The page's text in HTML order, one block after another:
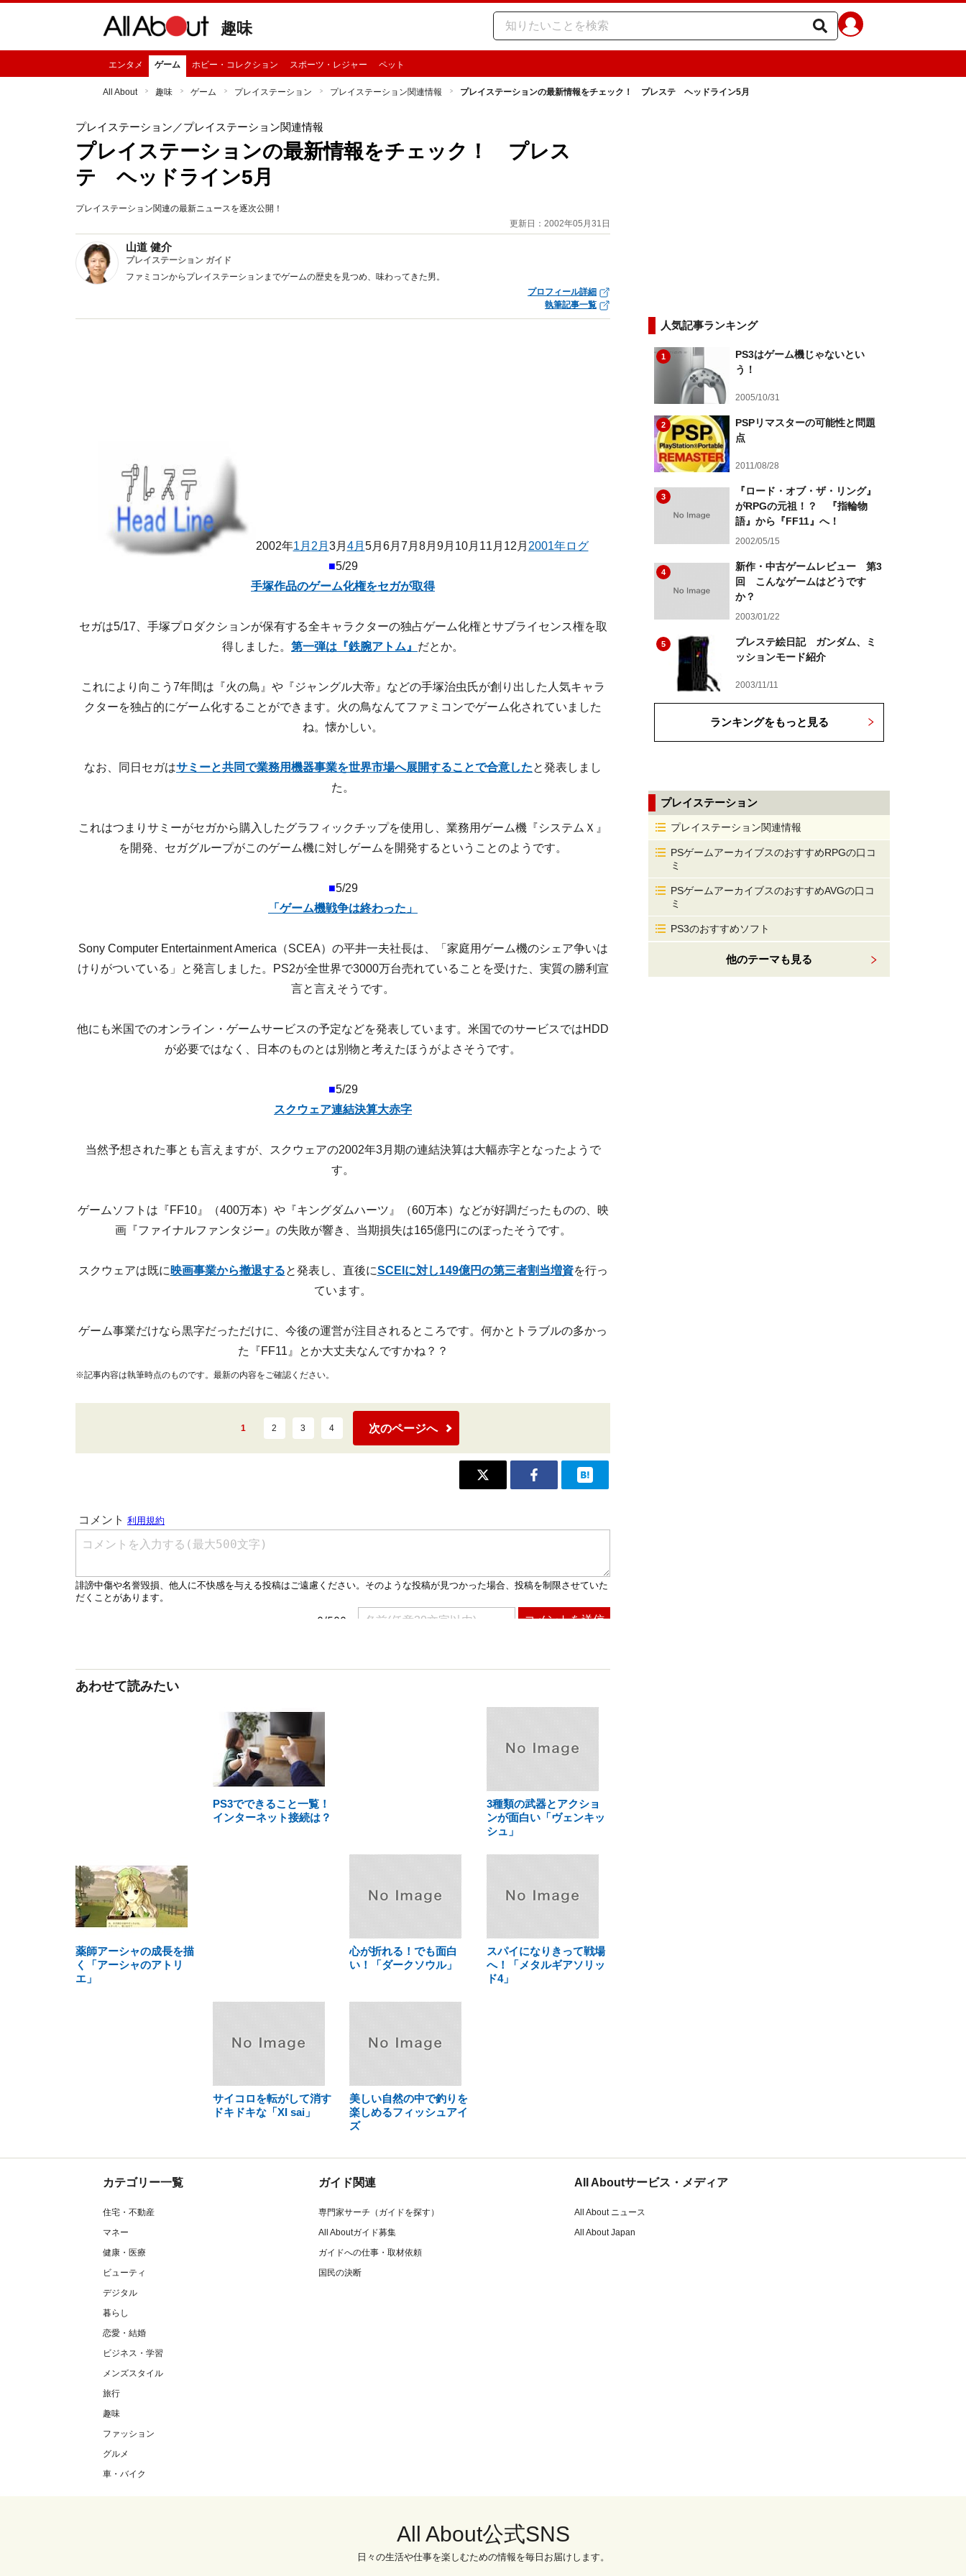
趣味
エンタメ ゲーム ホビー・コレクション スポーツ・レジャー ペット
All About 趣味 ゲーム プレイステーション プレイステーション関連情報 プレイステーションの最新情報をチェック！ プレステ ヘッドライン5月
プレイステーション ／プレイステーション関連情報
プレイステーションの最新情報をチェック！ プレス
テ ヘッドライン5月
プレイステーション関連の最新ニュースを逐次公開！
更新日：2002年05月31日
山道 健介
プレイステーション ガイド
ファミコンからプレイステーションまでゲームの歴史を見つめ、味わってきた男。
プロフィール詳細
執筆記事一覧
2002年1月 2月 3月 4月 5月6月7月8月9月10月11月12月 2001年ログ
■5/29
手塚作品のゲーム化権をセガが取得
セガは5/17、手塚プロダクションが保有する全キャラクターの独占ゲーム化権とサブライセンス権を取
得しました。 第一弾は『鉄腕アトム』 だとか。
これにより向こう7年間は『火の鳥』や『ジャングル大帝』などの手塚治虫氏が創り出した人気キャラ
クターを独占的にゲーム化することができます。火の鳥なんてファミコンでゲーム化されていました
ね。懐かしい。
なお、同日セガはサミーと共同で業務用機器事業を世界市場へ展開することで合意したと発表しまし
た。
これはつまりサミーがセガから購入したグラフィックチップを使用し、業務用ゲーム機『システムＸ』
を開発、セガグループがこのゲーム機に対しゲームを開発するということのようです。
■5/29
「ゲーム機戦争は終わった」
Sony Computer Entertainment America（SCEA）の平井一夫社長は、「家庭用ゲーム機のシェア争いは
けりがついている」と発言しました。PS2が全世界で3000万台売れていることを受けた、実質の勝利宣
言と言えそうです。
他にも米国でのオンライン・ゲームサービスの予定などを発表しています。米国でのサービスではHDD
が必要ではなく、日本のものとは別物と考えたほうがよさそうです。
■5/29
スクウェア連結決算大赤字
当然予想された事とも言えますが、スクウェアの2002年3月期の連結決算は大幅赤字となったようで
す。
ゲームソフトは『FF10』（400万本）や『キングダムハーツ』（60万本）などが好調だったものの、映
画『ファイナルファンタジー』の失敗が響き、当期損失は165億円にのぼったそうです。
スクウェアは既に 映画事業から撤退すると発表し、直後にSCEIに対し149億円の第三者割当増資を行っ
ています。
ゲーム事業だけなら黒字だっただけに、今後の運営が注目されるところです。何かとトラブルの多かっ
た『FF11』とか大丈夫なんですかね？？
※記事内容は執筆時点のものです。最新の内容をご確認ください。
1 2 3 4 次のページへ
あわせて読みたい
PS3でできること一覧！
インターネット接続は？
3種類の武器とアクショ
ンが面白い「ヴェンキッ
シュ」
薬師アーシャの成長を描
く「アーシャのアトリ
エ」
心が折れる！でも面白
い！「ダークソウル」
スパイになりきって戦場
へ！「メタルギアソリッ
ド4」
サイコロを転がして消す
ドキドキな「XI sai」
美しい自然の中で釣りを
楽しめるフィッシュアイ
ズ
人気記事ランキング
1
PS3はゲーム機じゃないとい
う！
2005/10/31
2
PSPリマスターの可能性と問題
点
2011/08/28
3
『ロード・オブ・ザ・リング』
がRPGの元祖！？ 『指輪物
語』から『FF11』へ！
2002/05/15
4
新作・中古ゲームレビュー 第3
回 こんなゲームはどうです
か？
2003/01/22
5
プレステ絵日記 ガンダム、ミ
ッションモード紹介
2003/11/11
ランキングをもっと見る
プレイステーション
プレイステーション関連情報
PSゲームアーカイブスのおすすめRPGの口コ
ミ
PSゲームアーカイブスのおすすめAVGの口コ
ミ
PS3のおすすめソフト
他のテーマも見る
カテゴリー一覧
住宅・不動産
マネー
健康・医療
ビューティ
デジタル
暮らし
恋愛・結婚
ビジネス・学習
メンズスタイル
旅行
趣味
ファッション
グルメ
車・バイク
ガイド関連
専門家サーチ（ガイドを探す）
All Aboutガイド募集
ガイドへの仕事・取材依頼
国民の決断
All Aboutサービス・メディア
All About ニュース
All About Japan
All About公式SNS
日々の生活や仕事を楽しむための情報を毎日お届けします。